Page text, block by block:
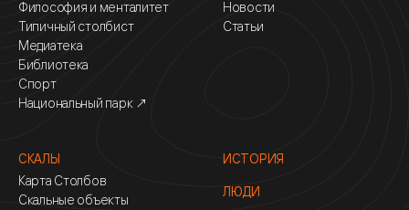
Философия и менталитет
Типичный столбист
Медиатека
Библиотека
Спорт
Национальный парк ↗
Новости
Статьи
СКАЛЫ
Карта Столбов
Скальные объекты
ИСТОРИЯ
ЛЮДИ